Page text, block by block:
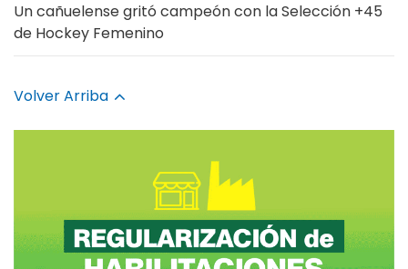
Un cañuelense gritó campeón con la Selección +45
de Hockey Femenino
Volver Arriba